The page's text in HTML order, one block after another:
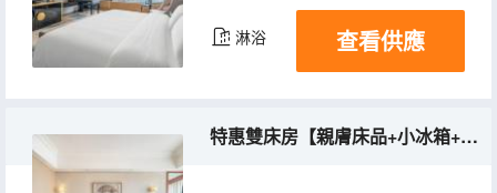
淋浴 查看供應
特惠雙床房【親膚床品+小冰箱+城市意境】